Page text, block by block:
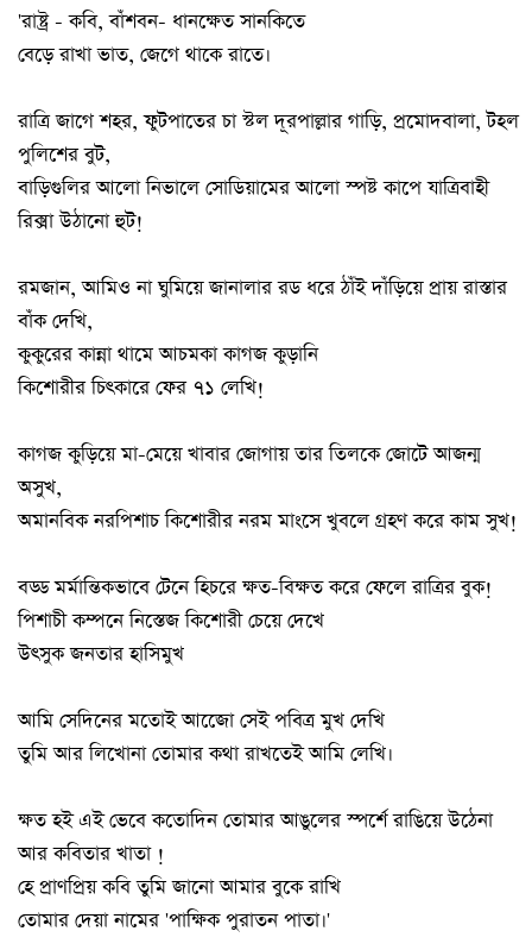
'রাষ্ট্র - কবি, বাঁশবন- ধানক্ষেত সানকিতে
বেড়ে রাখা ভাত, জেগে থাকে রাতে।
রাত্রি জাগে শহর, ফুটপাতের চা স্টল দূরপাল্লার গাড়ি, প্রমোদবালা, টহল
পুলিশের বুট,
বাড়িগুলির আলো নিভালে সোডিয়ামের আলো স্পষ্ট কাপে যাত্রিবাহী
রিক্সা উঠানো হুট!
রমজান, আমিও না ঘুমিয়ে জানালার রড ধরে ঠাঁই দাঁড়িয়ে প্রায় রাস্তার
বাঁক দেখি,
কুকুরের কান্না থামে আচমকা কাগজ কুড়ানি
কিশোরীর চিৎকারে ফের ৭১ লেখি!
কাগজ কুড়িয়ে মা-মেয়ে খাবার জোগায় তার তিলকে জোটে আজন্ম
অসুখ,
অমানবিক নরপিশাচ কিশোরীর নরম মাংসে খুবলে গ্রহণ করে কাম সুখ!
বড্ড মর্মান্তিকভাবে টেনে হিচরে ক্ষত-বিক্ষত করে ফেলে রাত্রির বুক!
পিশাচী কম্পনে নিস্তেজ কিশোরী চেয়ে দেখে
উৎসুক জনতার হাসিমুখ
আমি সেদিনের মতোই আজোে সেই পবিত্র মুখ দেখি
তুমি আর লিখোনা তোমার কথা রাখতেই আমি লেখি।
ক্ষত হই এই ভেবে কতোদিন তোমার আঙুলের স্পর্শে রাঙিয়ে উঠেনা
আর কবিতার খাতা !
হে প্রাণপ্রিয় কবি তুমি জানো আমার বুকে রাখি
তোমার দেয়া নামের 'পাক্ষিক পুরাতন পাতা।'